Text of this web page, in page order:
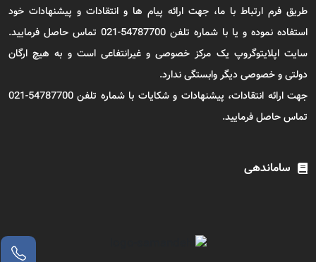
طریق فرم ارتباط با ما، جهت ارائه پیام ها و انتقادات و پیشنهادات خود
استفاده نموده و یا با شماره تلفن 54787700-021 تماس حاصل فرمایید.
سایت اپلایتوگروپ یک مرکز خصوصی و غیرانتفاعی است و به هیچ ارگان
دولتی و خصوصی دیگر وابستگی ندارد.
جهت ارائه انتقادات، پیشنهادات و شکایات با شماره تلفن 54787700-021
تماس حاصل فرمایید.
ساماندهی